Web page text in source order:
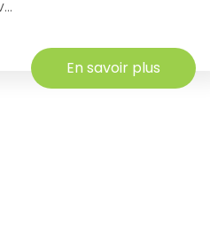
En savoir plus